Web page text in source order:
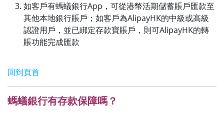
如客戶有螞蟻銀行App，可從港幣活期儲蓄賬戶匯款至
其他本地銀行賬戶；如客戶為AlipayHK的中級或高級
認證用戶，並已綁定存款寶賬戶，則可AlipayHK的轉
賬功能完成匯款
回到頁首
螞蟻銀行有存款保障嗎？